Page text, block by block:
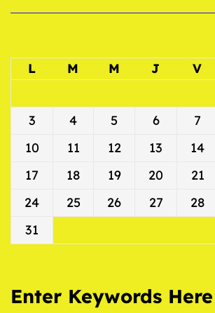
L
M M J V
3
4 5 6 7
10
11 12 13 14
17
18 19 20 21
24
25 26 27 28
31
Enter Keywords Here